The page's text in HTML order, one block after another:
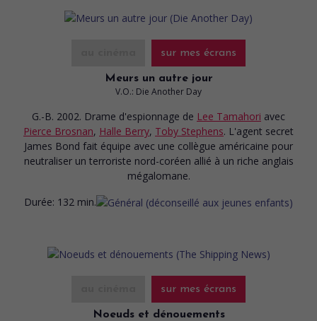
sur mes écrans
Meurs un autre jour
V.O.: Die Another Day
G.-B. 2002. Drame d'espionnage de Lee Tamahori avec
Pierce Brosnan, Halle Berry, Toby Stephens. L'agent secret
James Bond fait équipe avec une collègue américaine pour
neutraliser un terroriste nord-coréen allié à un riche anglais
mégalomane.
Durée: 132 min.
sur mes écrans
Noeuds et dénouements